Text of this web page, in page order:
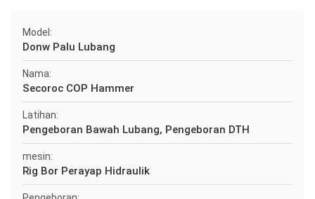
Model:
Donw Palu Lubang
Nama:
Secoroc COP Hammer
Latihan:
Pengeboran Bawah Lubang, Pengeboran DTH
mesin:
Rig Bor Perayap Hidraulik